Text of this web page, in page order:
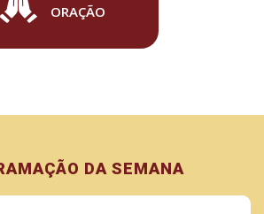
ORAÇÃO
DA SEMANA